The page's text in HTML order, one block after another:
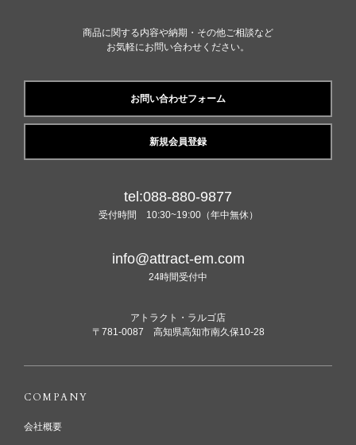
商品に関する内容や納期・その他ご相談など
お気軽にお問い合わせください。
お問い合わせフォーム
新規会員登録
tel:088-880-9877
受付時間 10:30~19:00（年中無休）
info@attract-em.com
24時間受付中
アトラクト・ラルゴ店
〒781-0087 高知県高知市南久保10-28
COMPANY
会社概要